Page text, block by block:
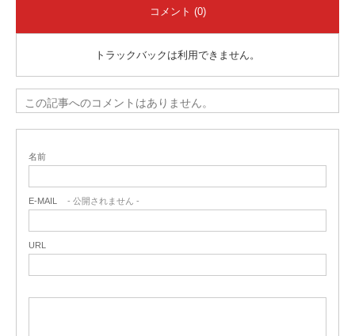
コメント (0)
トラックバックは利用できません。
この記事へのコメントはありません。
名前
E-MAIL - 公開されません -
URL